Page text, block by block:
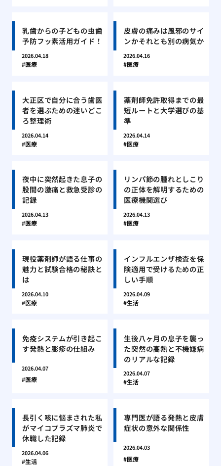
乳歯からの子どもの虫歯
予防フッ素活用ガイド！
2026.04.18
医療
皮膚の痛みは風邪のサイ
ンかそれとも別の病気か
2026.04.16
医療
大正区で自分に合う歯医
者を選ぶための迷いどこ
ろ整理術
2026.04.14
医療
薬剤師免許取得までの最
短ルートと大学選びの基
準
2026.04.14
医療
夜中に突然起きた息子の
股間の激痛と救急受診の
記録
2026.04.13
医療
リンパ節の腫れとしこり
の正体を解明するための
医療機関選び
2026.04.13
医療
現役薬剤師が語る仕事の
魅力と試験合格の秘訣と
は
2026.04.10
医療
インフルエンザ検査を保
険適用で受けるための正
しい手順
2026.04.09
生活
免疫システムが引き起こ
す発熱と膨疹の仕組み
2026.04.07
医療
生後八ヶ月の息子を襲っ
た突然の高熱と不機嫌病
のリアルな記録
2026.04.07
生活
長引く咳に悩まされた私
がマイコプラズマ肺炎で
休職した記録
2026.04.06
生活
専門医が語る発熱と皮膚
症状の意外な関係性
2026.04.03
医療